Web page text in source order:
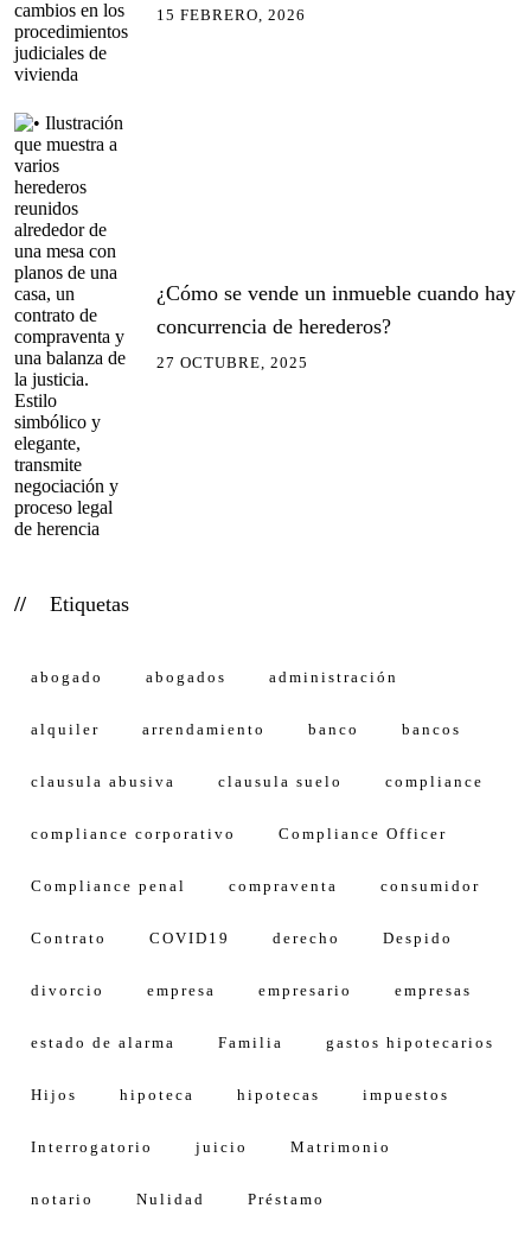
15 FEBRERO, 2026
¿Cómo se vende un inmueble cuando hay
concurrencia de herederos?
27 OCTUBRE, 2025
Etiquetas
abogado abogados administración
alquiler arrendamiento banco bancos
clausula abusiva clausula suelo compliance
compliance corporativo Compliance Officer
Compliance penal compraventa consumidor
Contrato COVID19 derecho Despido
divorcio empresa empresario empresas
estado de alarma Familia gastos hipotecarios
Hijos hipoteca hipotecas impuestos
Interrogatorio juicio Matrimonio
notario Nulidad Préstamo